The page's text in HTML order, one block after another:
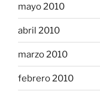
mayo 2010
abril 2010
marzo 2010
febrero 2010